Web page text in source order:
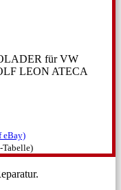
für VW
LEON ATECA
eBay)